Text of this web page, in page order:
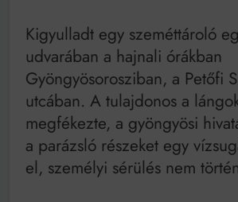
Kigyulladt egy szeméttároló
udvarában a hajnali órákban
Gyöngyösorosziban, a Petőfi
utcában. A tulajdonos a
megfékezte, a gyöngyösi
a parázsló részeket egy
el, személyi sérülés nem